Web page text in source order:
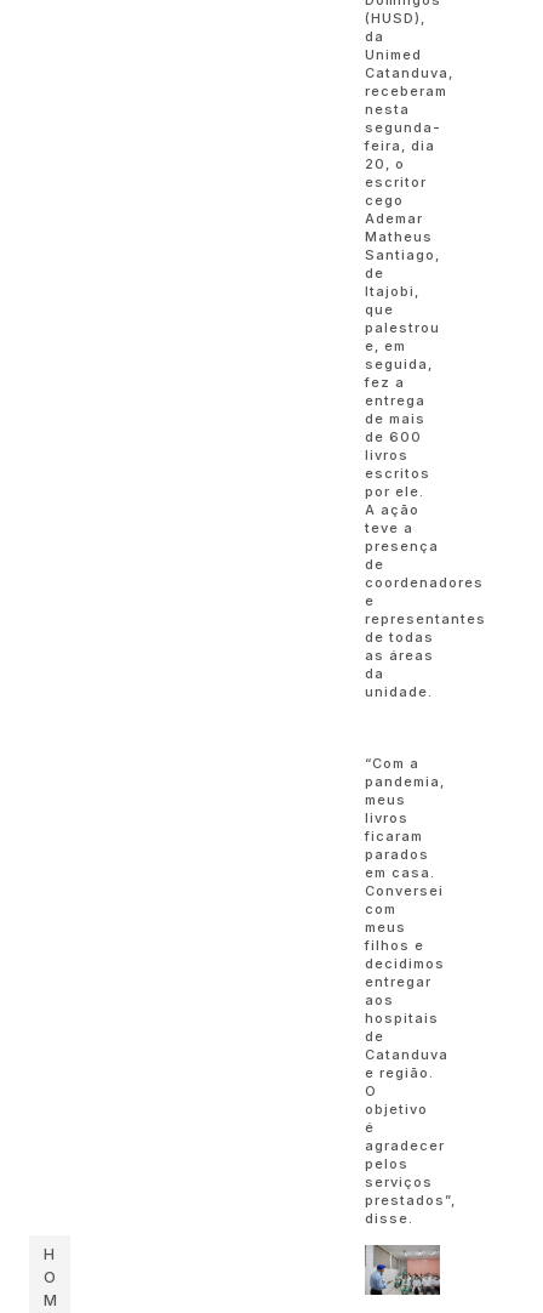
H
O
M
(HUSD),
da
Unimed
Catanduva,
receberam
nesta
segunda-
feira, dia
20, o
escritor
cego
Ademar
Matheus
Santiago,
de
Itajobi,
que
palestrou
e, em
seguida,
fez a
entrega
de mais
de 600
livros
escritos
por ele.
A ação
teve a
presença
de
coordenadores
e
representantes
de todas
as áreas
da
unidade.
“Com a
pandemia,
meus
livros
ficaram
parados
em casa.
Conversei
com
meus
filhos e
decidimos
entregar
aos
hospitais
de
Catanduva
e região.
O
objetivo
é
agradecer
pelos
serviços
prestados”,
disse.